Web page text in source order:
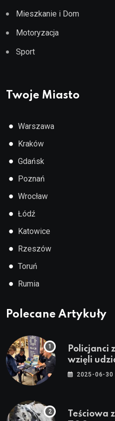
Mieszkanie i Dom
Motoryzacja
Sport
Twoje Miasto
● Warszawa
● Kraków
● Gdańsk
● Poznań
● Wrocław
● Łódź
● Katowice
● Rzeszów
● Toruń
● Rumia
Polecane Artykuły
Policjanci
wzięli
Wakacje”
2025-06-30
Teściowa